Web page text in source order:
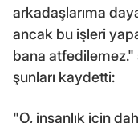
arkadaşlarıma
ancak bu işleri
bana atfedilemez."
şunları kaydetti:
"O, insanlık için